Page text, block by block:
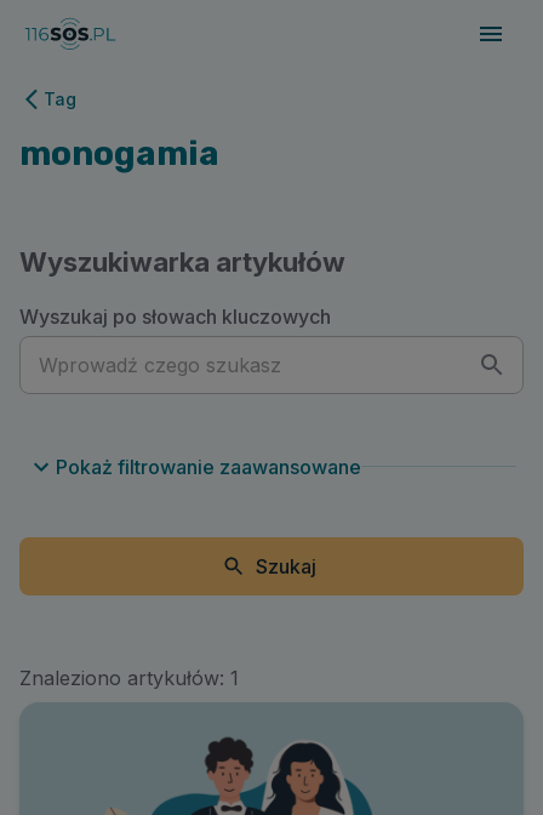
Tag
monogamia
Wyszukiwarka artykułów
Wyszukaj po słowach kluczowych
Pokaż filtrowanie zaawansowane
Szukaj
Znaleziono artykułów: 1
116sos.pl | monogamia